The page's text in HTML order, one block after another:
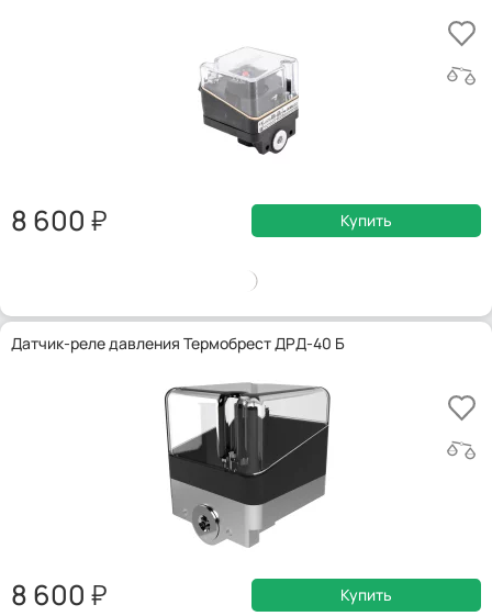
8 600 Купить
Датчик-реле давления Термобрест ДРД-40 Б
8 600 Купить